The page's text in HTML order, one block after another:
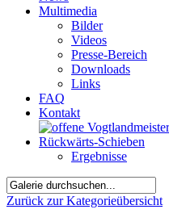
Multimedia
Bilder
Videos
Presse-Bereich
Downloads
Links
FAQ
Kontakt
Ergebnisse
Zurück zur Kategorieübersicht